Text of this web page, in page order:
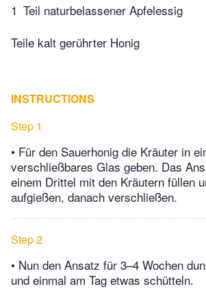
1 Teil naturbelassener Apfelessig
Teile kalt gerührter Honig
INSTRUCTIONS
Step 1
• Für den Sauerhonig die Kräuter in
verschließbares Glas geben. Das
einem Drittel mit den Kräutern füllen
aufgießen, danach verschließen.
Step 2
• Nun den Ansatz für 3–4 Wochen
und einmal am Tag etwas schütteln.